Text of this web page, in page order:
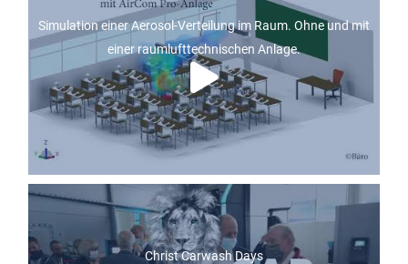
Simulation einer Aerosol-Verteilung im Raum. Ohne und mit
einer raumlufttechnischen Anlage.
Christ Carwash Days